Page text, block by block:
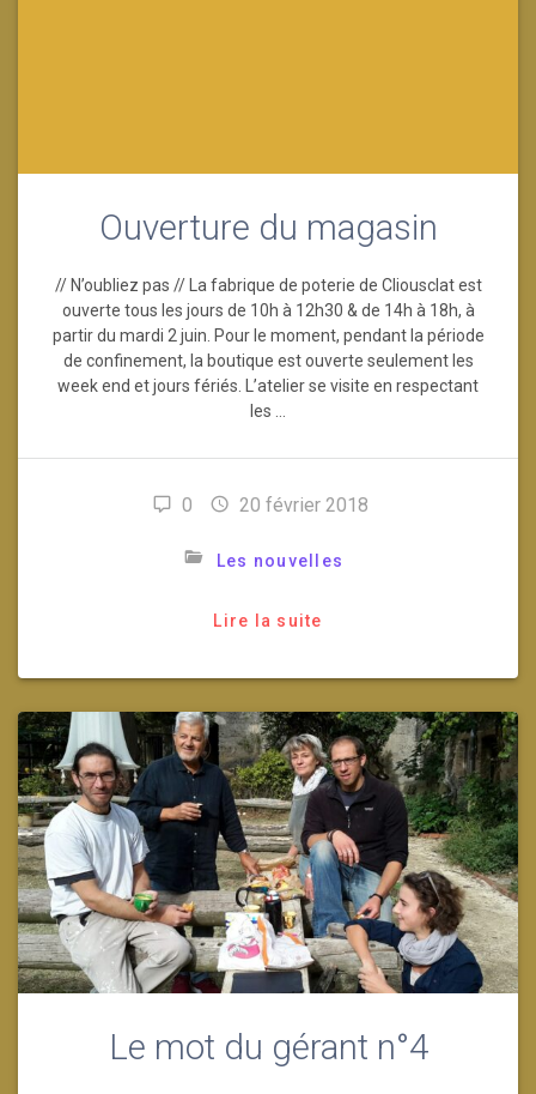
Ouverture du magasin
// N’oubliez pas // La fabrique de poterie de Cliousclat est
ouverte tous les jours de 10h à 12h30 & de 14h à 18h, à
partir du mardi 2 juin. Pour le moment, pendant la période
de confinement, la boutique est ouverte seulement les
week end et jours fériés. L’atelier se visite en respectant
les …
0 20 février 2018
Les nouvelles
Lire la suite
Le mot du gérant n°4